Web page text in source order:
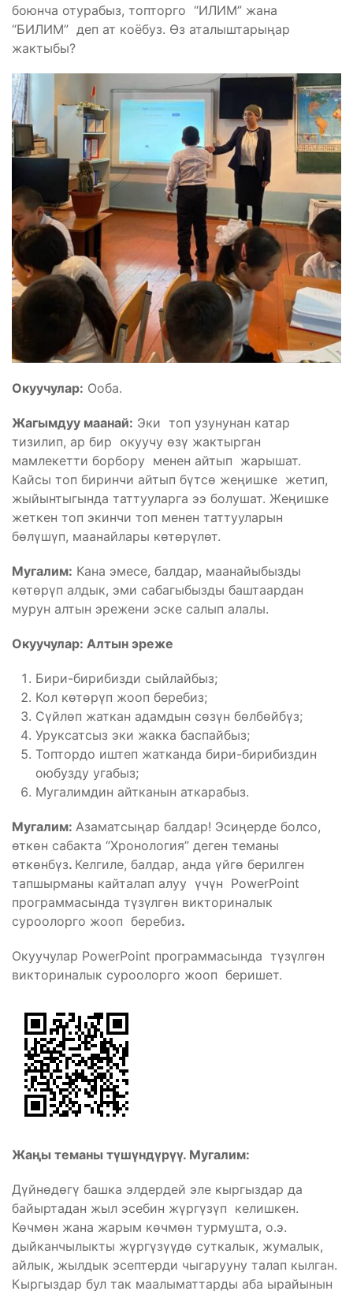
боюнча отурабыз, топторго “ИЛИМ” жана
“БИЛИМ” деп ат коёбуз. Өз аталыштарыңар
жактыбы?
Окуучулар: Ооба.
Жагымдуу маанай: Эки топ узунунан катар
тизилип, ар бир окуучу өзү жактырган
мамлекетти борбору менен айтып жарышат.
Кайсы топ биринчи айтып бүтсө жеңишке жетип,
жыйынтыгында таттууларга ээ болушат. Жеңишке
жеткен топ экинчи топ менен таттууларын
бөлүшүп, маанайлары көтөрүлөт.
Мугалим: Кана эмесе, балдар, маанайыбызды
көтөрүп алдык, эми сабагыбызды баштаардан
мурун алтын эрежени эске салып алалы.
Окуучулар: Алтын эреже
Бири-бирибизди сыйлайбыз;
Кол көтөрүп жооп беребиз;
Сүйлөп жаткан адамдын сөзүн бөлбөйбүз;
Уруксатсыз эки жакка баспайбыз;
Топтордо иштеп жатканда бири-бирибиздин
оюбузду угабыз;
Мугалимдин айтканын аткарабыз.
Мугалим: Азаматсыңар балдар! Эсиңерде болсо,
өткөн сабакта “Хронология” деген теманы
өткөнбүз. Келгиле, балдар, анда үйгө берилген
тапшырманы кайталап алуу үчүн PowerPoint
программасында түзүлгөн викториналык
суроолорго жооп беребиз.
Окуучулар PowerPoint программасында түзүлгөн
викториналык суроолорго жооп беришет.
Жаңы теманы түшүндүрүү. Мугалим:
Дүйнөдөгү башка элдердей эле кыргыздар да
байыртадан жыл эсебин жүргүзүп келишкен.
Көчмөн жана жарым көчмөн турмушта, о.э.
дыйканчылыкты жүргүзүүдө суткалык, жумалык,
айлык, жылдык эсептерди чыгарууну талап кылган.
Кыргыздар бул так маалыматтарды аба ырайынын